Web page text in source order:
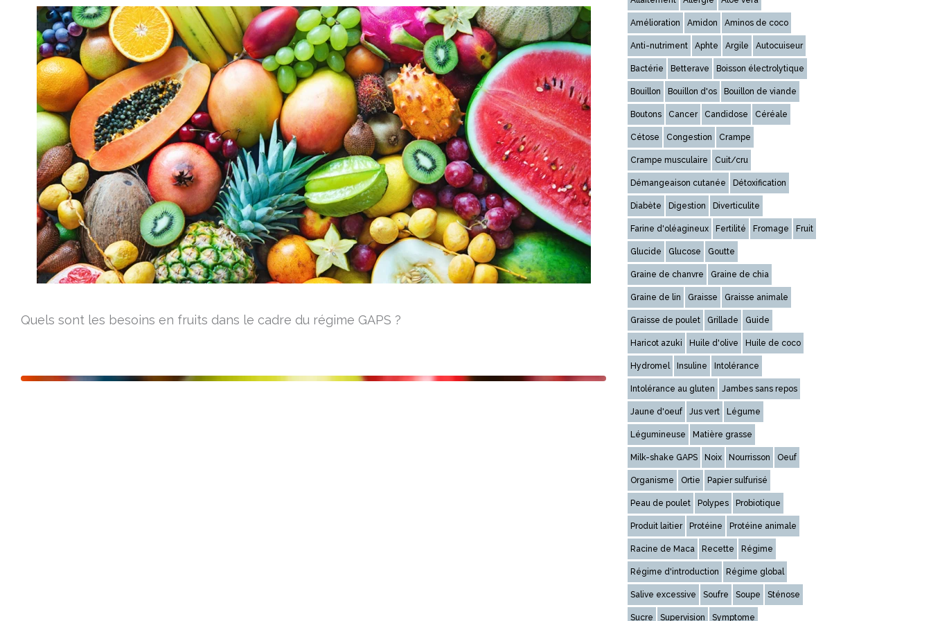
Quels sont les besoins en fruits dans le cadre du régime GAPS ?
Amélioration Amidon Aminos de coco
Anti-nutriment Aphte Argile Autocuiseur
Bactérie Betterave Boisson électrolytique
Bouillon Bouillon d'os Bouillon de viande
Boutons Cancer Candidose Céréale
Cétose Congestion Crampe
Crampe musculaire Cuit/cru
Démangeaison cutanée Détoxification
Diabète Digestion Diverticulite
Farine d'oléagineux Fertilité Fromage Fruit
Glucide Glucose Goutte
Graine de chanvre Graine de chia
Graine de lin Graisse Graisse animale
Graisse de poulet Grillade Guide
Haricot azuki Huile d'olive Huile de coco
Hydromel Insuline Intolérance
Intolérance au gluten Jambes sans repos
Jaune d'oeuf Jus vert Légume
Légumineuse Matière grasse
Milk-shake GAPS Noix Nourrisson Oeuf
Organisme Ortie Papier sulfurisé
Peau de poulet Polypes Probiotique
Produit laitier Protéine Protéine animale
Racine de Maca Recette Régime
Régime d'introduction Régime global
Salive excessive Soufre Soupe Sténose
Sucre Supervision Symptome